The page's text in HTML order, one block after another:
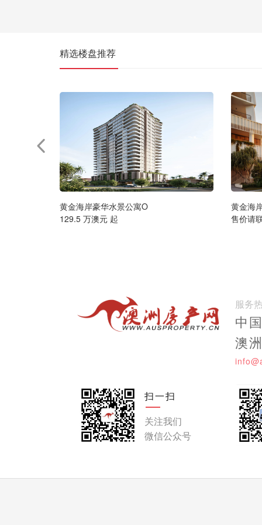
精选楼盘推荐
黄金海岸豪华水景公寓O
129.5 万澳元 起
黄金海
售价请
服务
中
澳
扫一扫
关注我们
微信公众号